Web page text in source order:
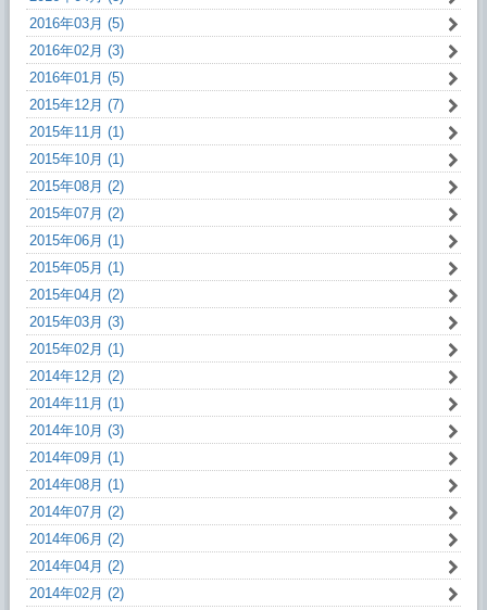
2016年03月 (5)
2016年02月 (3)
2016年01月 (5)
2015年12月 (7)
2015年11月 (1)
2015年10月 (1)
2015年08月 (2)
2015年07月 (2)
2015年06月 (1)
2015年05月 (1)
2015年04月 (2)
2015年03月 (3)
2015年02月 (1)
2014年12月 (2)
2014年11月 (1)
2014年10月 (3)
2014年09月 (1)
2014年08月 (1)
2014年07月 (2)
2014年06月 (2)
2014年04月 (2)
2014年02月 (2)